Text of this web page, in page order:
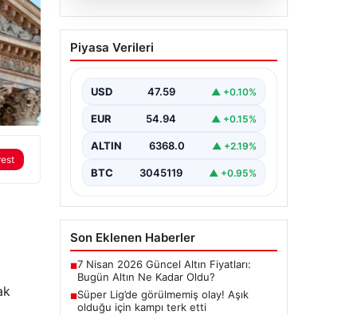
05.08.2026
Süper Lig’de görülmemiş
olay! Aşık olduğu için
Piyasa Verileri
USD 47.59 ▲ +0.10%
EUR 54.94 ▲ +0.15%
ALTIN 6368.0 ▲ +2.19%
BTC 3045119 ▲ +0.95%
Son Eklenen Haberler
■7 Nisan 2026 Güncel Altın Fiyatları:
Bugün Altın Ne Kadar Oldu?
■Süper Lig’de görülmemiş olay! Aşık
olduğu için kampı terk etti